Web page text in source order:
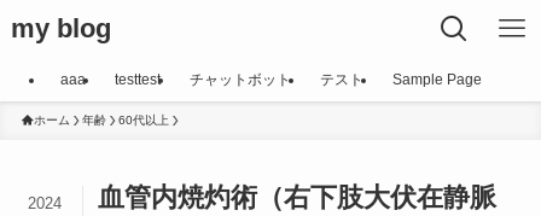
my blog
aaa testtest チャットボット テスト Sample Page
ホーム 年齢 60代以上
血管内焼灼術（右下肢大伏在静脈
2024